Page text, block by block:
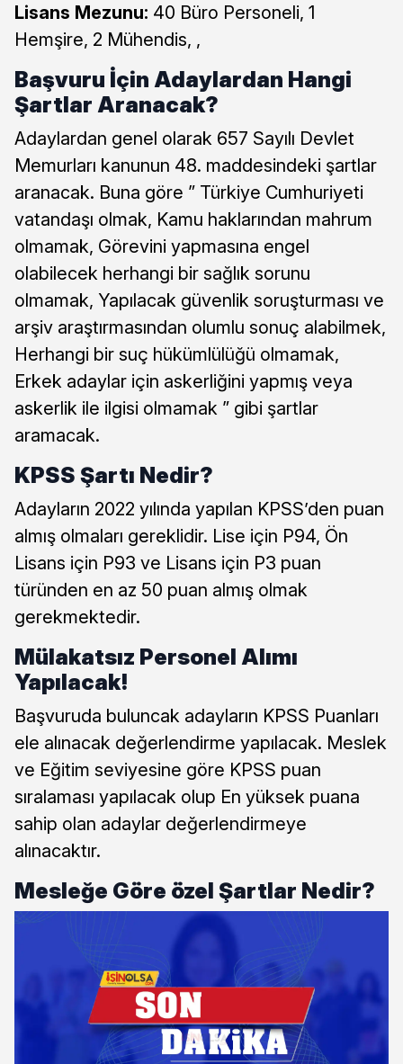
Lisans Mezunu: 40 Büro Personeli, 1
Hemşire, 2 Mühendis, ,
Başvuru İçin Adaylardan Hangi
Şartlar Aranacak?
Adaylardan genel olarak 657 Sayılı Devlet
Memurları kanunun 48. maddesindeki şartlar
aranacak. Buna göre ” Türkiye Cumhuriyeti
vatandaşı olmak, Kamu haklarından mahrum
olmamak, Görevini yapmasına engel
olabilecek herhangi bir sağlık sorunu
olmamak, Yapılacak güvenlik soruşturması ve
arşiv araştırmasından olumlu sonuç alabilmek,
Herhangi bir suç hükümlülüğü olmamak,
Erkek adaylar için askerliğini yapmış veya
askerlik ile ilgisi olmamak ” gibi şartlar
aramacak.
KPSS Şartı Nedir?
Adayların 2022 yılında yapılan KPSS’den puan
almış olmaları gereklidir. Lise için P94, Ön
Lisans için P93 ve Lisans için P3 puan
türünden en az 50 puan almış olmak
gerekmektedir.
Mülakatsız Personel Alımı
Yapılacak!
Başvuruda buluncak adayların KPSS Puanları
ele alınacak değerlendirme yapılacak. Meslek
ve Eğitim seviyesine göre KPSS puan
sıralaması yapılacak olup En yüksek puana
sahip olan adaylar değerlendirmeye
alınacaktır.
Mesleğe Göre özel Şartlar Nedir?